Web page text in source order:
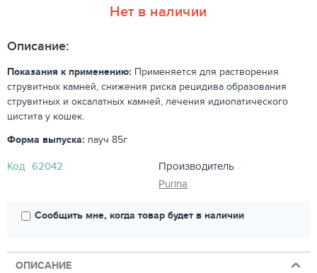
Нет в наличии
Описание:
Показания к применению: Применяется для растворения
струвитных камней, снижения риска рецидива образования
струвитных и оксалатных камней, лечения идиопатического
цистита у кошек.
Форма выпуска: пауч 85г
Код 62042
Производитель
Purina
Сообщить мне, когда товар будет в наличии
ОПИСАНИЕ